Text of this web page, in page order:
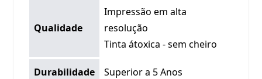
Qualidade
Impressão em alta
resolução
Tinta átoxica - sem cheiro
Durabilidade Superior a 5 Anos